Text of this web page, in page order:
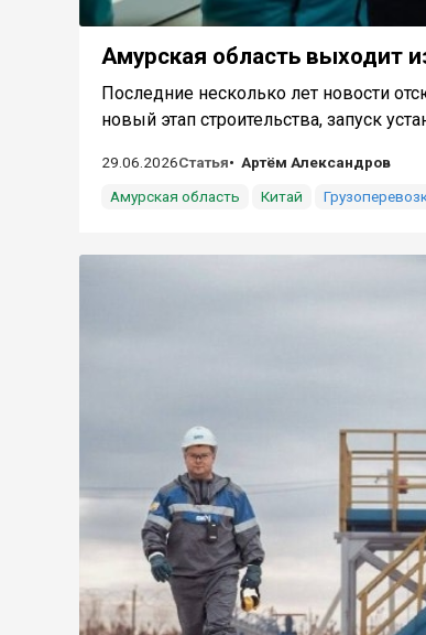
Амурская область выходит
Последние несколько лет новости
новый этап строительства, запуск
29.06.2026Статья
Артём Александров
Амурская область
Китай